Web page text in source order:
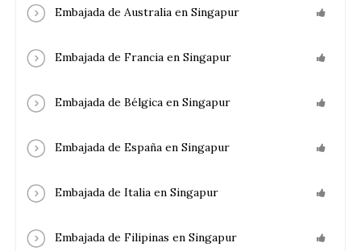
Embajada de Australia en Singapur
Embajada de Francia en Singapur
Embajada de Bélgica en Singapur
Embajada de España en Singapur
Embajada de Italia en Singapur
Embajada de Filipinas en Singapur